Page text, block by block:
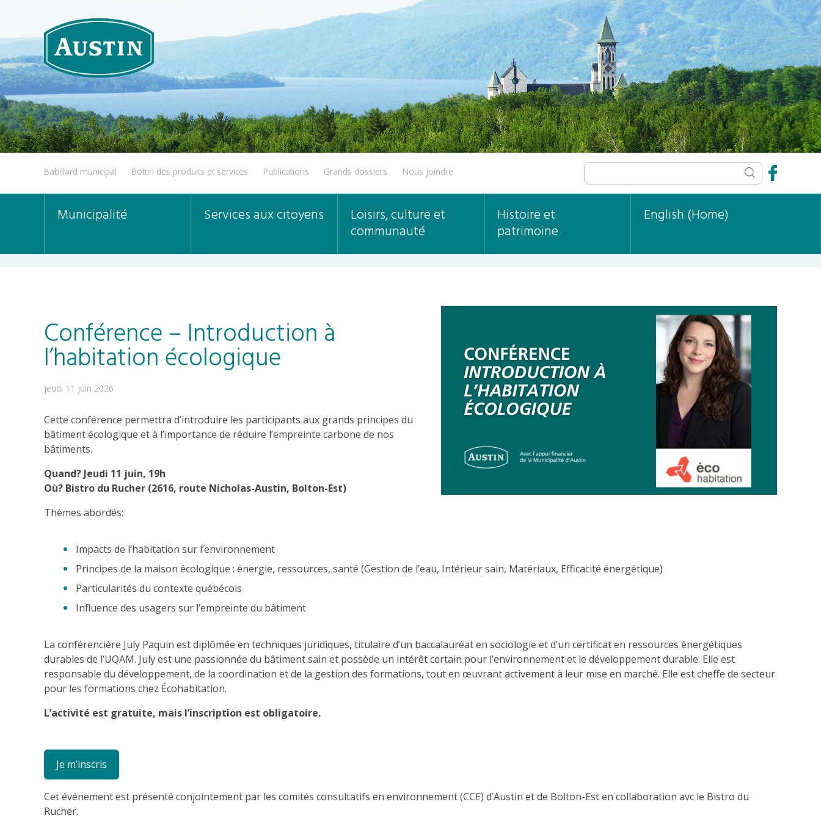
Babillard municipal Bottin des produits et services Publications Grands dossiers Nous joindre
Municipalité Services aux citoyens Loisirs, culture et
communauté
Histoire et
patrimoine
English (Home)
Conférence – Introduction à
l’habitation écologique
jeudi 11 juin 2026
Cette conférence permettra d’introduire les participants aux grands principes du
bâtiment écologique et à l’importance de réduire l’empreinte carbone de nos
bâtiments.
Quand? Jeudi 11 juin, 19h
Où? Bistro du Rucher (2616, route Nicholas-Austin, Bolton-Est)
Thèmes abordés:
Impacts de l’habitation sur l’environnement
Principes de la maison écologique : énergie, ressources, santé (Gestion de l’eau, Intérieur sain, Matériaux, Efficacité énergétique)
Particularités du contexte québécois
Influence des usagers sur l’empreinte du bâtiment
La conférencière July Paquin est diplômée en techniques juridiques, titulaire d’un baccalauréat en sociologie et d’un certificat en ressources énergétiques
durables de l’UQAM. July est une passionnée du bâtiment sain et possède un intérêt certain pour l’environnement et le développement durable. Elle est
responsable du développement, de la coordination et de la gestion des formations, tout en œuvrant activement à leur mise en marché. Elle est cheffe de secteur
pour les formations chez Écohabitation.
L’activité est gratuite, mais l’inscription est obligatoire.
Je m’inscris
Cet événement est présenté conjointement par les comités consultatifs en environnement (CCE) d’Austin et de Bolton-Est en collaboration avc le Bistro du
Rucher.